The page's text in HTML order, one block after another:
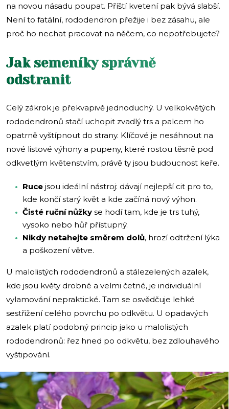
na novou násadu poupat. Příští kvetení pak bývá slabší.
Není to fatální, rododendron přežije i bez zásahu, ale
proč ho nechat pracovat na něčem, co nepotřebujete?
Jak semeníky správně
odstranit
Celý zákrok je překvapivě jednoduchý. U velkokvětých
rododendronů stačí uchopit zvadlý trs a palcem ho
opatrně vyštípnout do strany. Klíčové je nesáhnout na
nové listové výhony a pupeny, které rostou těsně pod
odkvetlým květenstvím, právě ty jsou budoucnost keře.
Ruce jsou ideální nástroj: dávají nejlepší cit pro to,
kde končí starý květ a kde začíná nový výhon.
Čisté ruční nůžky se hodí tam, kde je trs tuhý,
vysoko nebo hůř přístupný.
Nikdy netahejte směrem dolů, hrozí odtržení lýka
a poškození větve.
U malolistých rododendronů a stálezelených azalek,
kde jsou květy drobné a velmi četné, je individuální
vylamování nepraktické. Tam se osvědčuje lehké
sestřižení celého povrchu po odkvětu. U opadavých
azalek platí podobný princip jako u malolistých
rododendronů: řez hned po odkvětu, bez zdlouhavého
vyštipování.